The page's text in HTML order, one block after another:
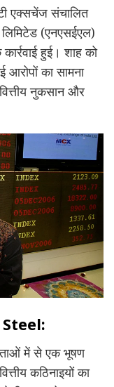
एक्सचेंज संचालित
(एनएसईएल)
हुई। शाह को
का सामना
नुकसान और
में से एक भूषण
कठिनाइयों का